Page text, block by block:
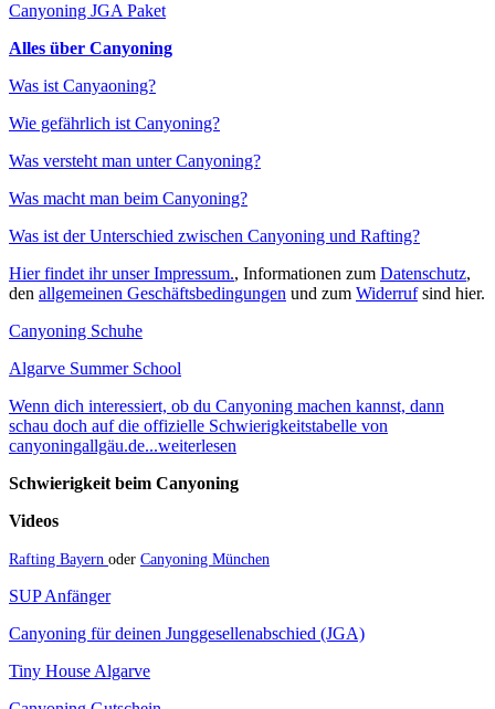
Canyoning JGA Paket
Alles über Canyoning
Was ist Canyaoning?
Wie gefährlich ist Canyoning?
Was versteht man unter Canyoning?
Was macht man beim Canyoning?
Was ist der Unterschied zwischen Canyoning und Rafting?
Hier findet ihr unser Impressum., Informationen zum Datenschutz,
den allgemeinen Geschäftsbedingungen und zum Widerrufsind hier.
Canyoning Schuhe
Algarve Summer School
Wenn dich interessiert, ob du Canyoning machen kannst, dann
schau doch auf die offizielle Schwierigkeitstabelle von
canyoningallgäu.de...weiterlesen
Schwierigkeit beim Canyoning
Videos
Rafting Bayern oder Canyoning München
SUP Anfänger
Canyoning für deinen Junggesellenabschied (JGA)
Tiny House Algarve